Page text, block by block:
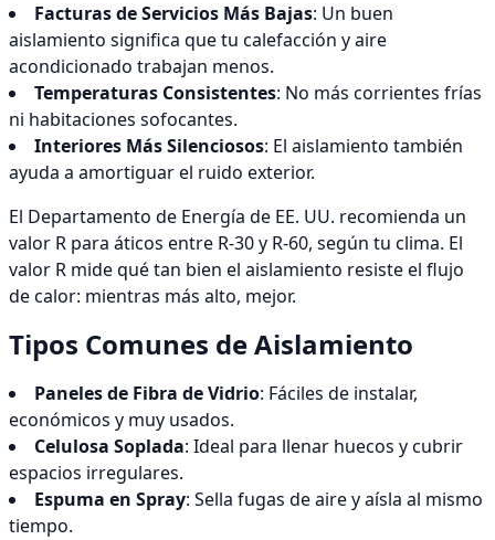
Facturas de Servicios Más Bajas: Un buen
aislamiento significa que tu calefacción y aire
acondicionado trabajan menos.
Temperaturas Consistentes: No más corrientes frías
ni habitaciones sofocantes.
Interiores Más Silenciosos: El aislamiento también
ayuda a amortiguar el ruido exterior.
El Departamento de Energía de EE. UU. recomienda un
valor R para áticos entre R-30 y R-60, según tu clima. El
valor R mide qué tan bien el aislamiento resiste el flujo
de calor: mientras más alto, mejor.
Tipos Comunes de Aislamiento
Paneles de Fibra de Vidrio: Fáciles de instalar,
económicos y muy usados.
Celulosa Soplada: Ideal para llenar huecos y cubrir
espacios irregulares.
Espuma en Spray: Sella fugas de aire y aísla al mismo
tiempo.